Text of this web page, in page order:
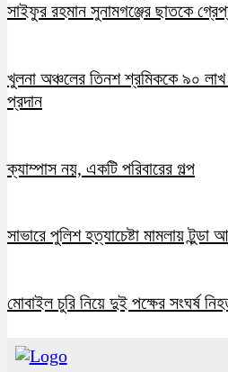
সাইফুর রহমান সুনামগঞ্জের ছাতকে
খুলনা অঞ্চলের তিনশ শ্রমিককে ৯০ লাখ
প্রদান
ক্যাম্পাস নয়, একটি পরিবারের গল্প
সাভারে পুলিশ হত্যাচেষ্টা মামলায় টুন্ডা
মোবাইল চুরি নিয়ে দুই পক্ষের সংঘর্ষ